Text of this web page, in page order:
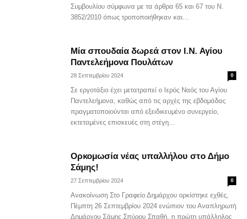
Συμβουλίου σύμφωνα με τα άρθρα 65 και 67 του Ν.
3852/2010 όπως τροποποιήθηκαν και...
Μία σπουδαία δωρεά στον Ι.Ν. Αγίου
Παντελεήμονα Πουλάτων
28 Σεπτεμβρίου 2024 0
Σε εργοτάξιο έχει μετατραπεί ο Ιερός Ναός του Αγίου
Παντελεήμονα, καθώς από τις αρχές της εβδομάδας
πραγματοποιούνται από εξειδικευμένο συνεργείο,
εκτεταμένες επισκευές στη στέγη...
Ορκομωσία νέας υπαλλήλου στο Δήμο
Σάμης!
27 Σεπτεμβρίου 2024 0
Ανακοίνωση Στο Γραφείο Δημάρχου ορκίστηκε εχθές,
Πέμπτη 26 Σεπτεμβρίου 2024 ενώπιον του Αναπληρωτή
Δημάρχου Σάμης Σπύρου Σπαθή, η πρώτη υπάλληλος